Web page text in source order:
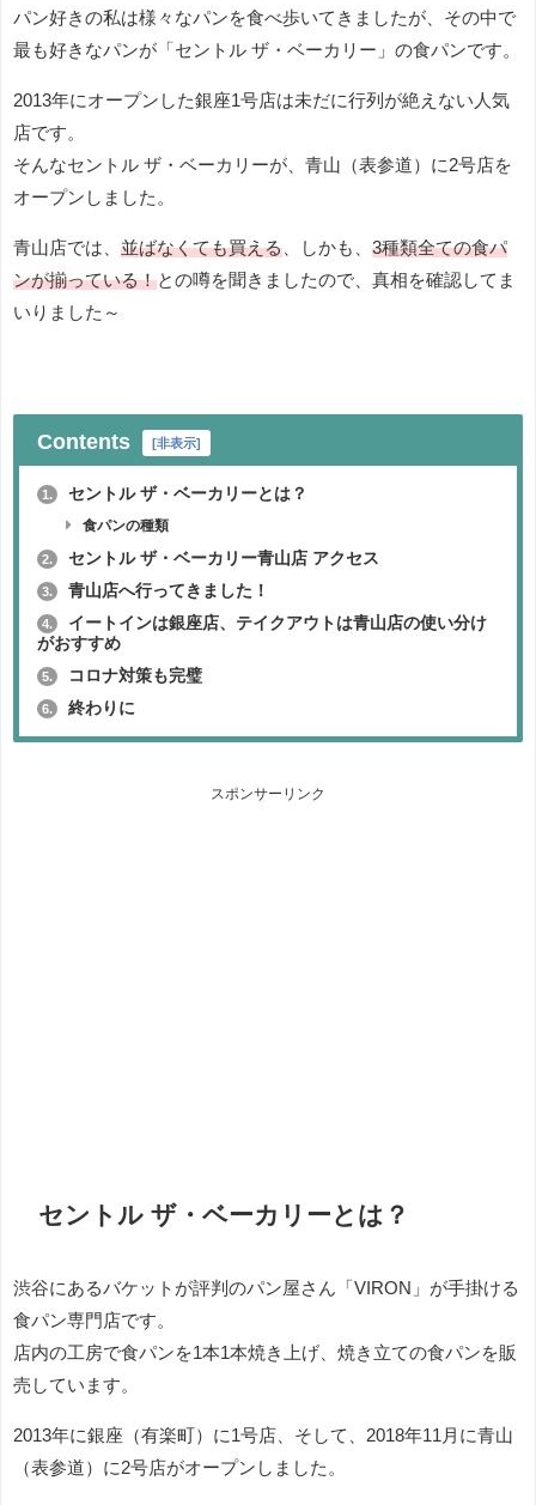
パン好きの私は様々なパンを食べ歩いてきましたが、その中で
最も好きなパンが「セントル ザ・ベーカリー」の食パンです。
2013年にオープンした銀座1号店は未だに行列が絶えない人気
店です。
そんなセントル ザ・ベーカリーが、青山（表参道）に2号店を
オープンしました。
青山店では、 並ばなくても買える 、しかも、 3種類全ての食パ
ンが揃っている！との噂を聞きましたので、真相を確認してま
いりました～
Contents [非表示]
1. セントル ザ・ベーカリーとは？
食パンの種類
2. セントル ザ・ベーカリー青山店 アクセス
3. 青山店へ行ってきました！
4.
イートインは銀座店、テイクアウトは青山店の使い分け
がおすすめ
5. コロナ対策も完璧
6. 終わりに
スポンサーリンク
セントル ザ・ベーカリーとは？
渋谷にあるバケットが評判のパン屋さん「VIRON」が手掛ける
食パン専門店です。
店内の工房で食パンを1本1本焼き上げ、焼き立ての食パンを販
売しています。
2013年に銀座（有楽町）に1号店、そして、2018年11月に青山
（表参道）に2号店がオープンしました。